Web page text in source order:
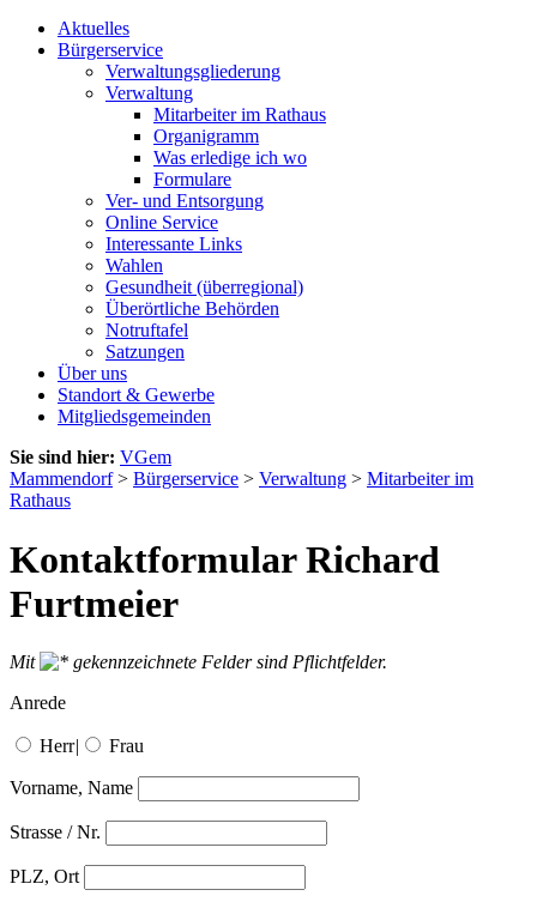
Aktuelles
Bürgerservice
Verwaltungsgliederung
Verwaltung
Mitarbeiter im Rathaus
Organigramm
Was erledige ich wo
Formulare
Ver- und Entsorgung
Online Service
Interessante Links
Wahlen
Gesundheit (überregional)
Überörtliche Behörden
Notruftafel
Satzungen
Über uns
Standort & Gewerbe
Mitgliedsgemeinden
Sie sind hier: VGem
Mammendorf> Bürgerservice > Verwaltung > Mitarbeiter im
Rathaus
Kontaktformular Richard
Furtmeier
Mit
gekennzeichnete Felder sind Pflichtfelder.
Anrede
Herr| Frau
Vorname, Name
Strasse / Nr.
PLZ, Ort